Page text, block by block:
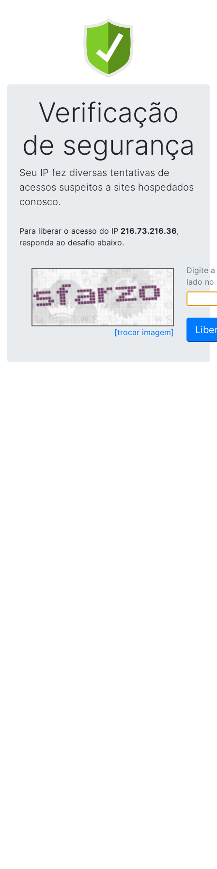
Verificação
de segurança
Seu IP fez diversas tentativas de
acessos suspeitos a sites hospedados
conosco.
Para liberar o acesso do IP 216.73.216.36,
responda ao desafio abaixo.
[trocar imagem]
Digite
lado no